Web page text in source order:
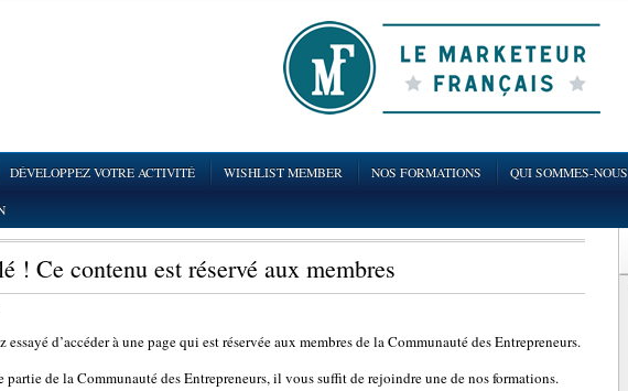
DÉVELOPPEZ VOTRE ACTIVITÉ WISHLIST MEMBER NOS FORMATIONS QUI SOMMES-NOUS
! Ce contenu est réservé aux membres
essayé d’accéder à une page qui est réservée aux membres de la Communauté des Entrepreneurs.
partie de la Communauté des Entrepreneurs, il vous suffit de rejoindre une de nos formations.